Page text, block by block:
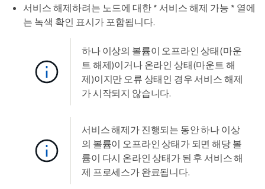
서비스 해제하려는 노드에 대한 * 서비스 해제 가능 * 열에
는 녹색 확인 표시가 포함됩니다.
하나 이상의 볼륨이 오프라인 상태(마운
트 해제)이거나 온라인 상태(마운트 해
제)이지만 오류 상태인 경우 서비스 해제
가 시작되지 않습니다.
서비스 해제가 진행되는 동안 하나 이상
의 볼륨이 오프라인 상태가 되면 해당 볼
륨이 다시 온라인 상태가 된 후 서비스 해
제 프로세스가 완료됩니다.